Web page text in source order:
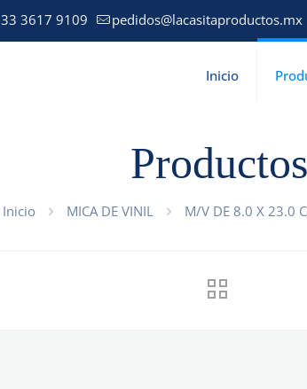
33 3617 9109 pedidos@lacasitaproductos.mx
Inicio
Productos
Inicio MICA DE VINIL M/V DE 8.0 X 23.0